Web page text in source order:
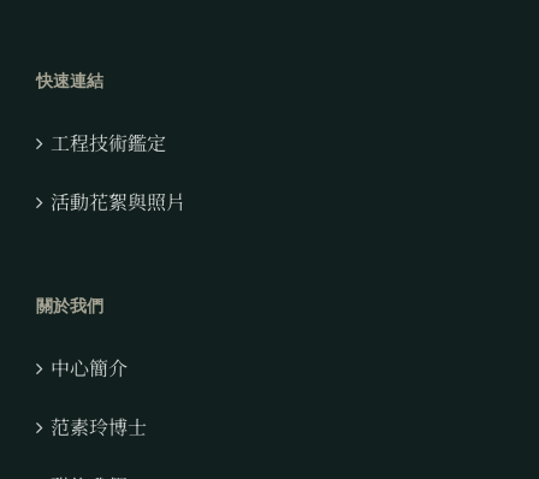
快速連結
工程技術鑑定
活動花絮與照片
關於我們
中心簡介
范素玲博士